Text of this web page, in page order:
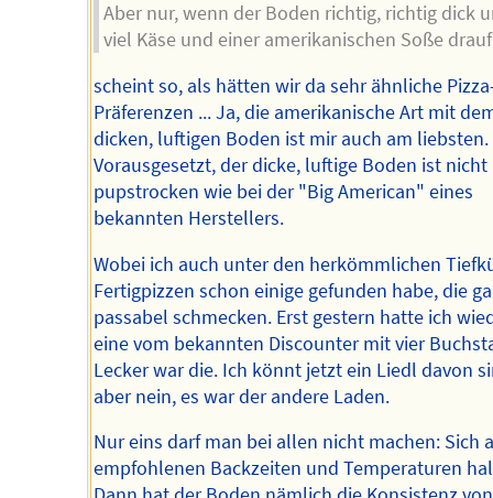
Aber nur, wenn der Boden richtig, richtig dick
viel Käse und einer amerikanischen Soße
scheint so, als hätten wir da sehr ähnliche
Präferenzen ... Ja, die amerikanische Art mit
dicken, luftigen Boden ist mir auch am liebsten.
Vorausgesetzt, der dicke, luftige Boden ist nicht
pupstrocken wie bei der "Big American" eines
bekannten Herstellers.
Wobei ich auch unter den herkömmlichen
Fertigpizzen schon einige gefunden habe, die
passabel schmecken. Erst gestern hatte ich
eine vom bekannten Discounter mit vier
Lecker war die. Ich könnt jetzt ein Liedl davon
aber nein, es war der andere Laden.
Nur eins darf man bei allen nicht machen: Sich
empfohlenen Backzeiten und Temperaturen